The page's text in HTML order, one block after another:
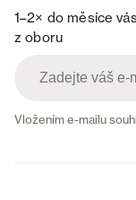
1–2× do měsíce
z oboru
Vložením e-mailu